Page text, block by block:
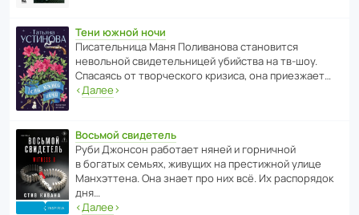
Тени южной ночи
Писа­тель­ница Маня Поли­ва­нова стано­вится
невольной свиде­тель­ницей убийства на тв-шоу.
Спасаясь от твор­че­с­кого кризиса, она приезжает…
‹Далее›
Восьмой свидетель
Руби Джонсон рабо­тает няней и горни­чной
в богатых семьях, живущих на прес­ти­жной улице
Манх­эт­тена. Она знает про них всё. Их распо­рядок
дня…
‹Далее›